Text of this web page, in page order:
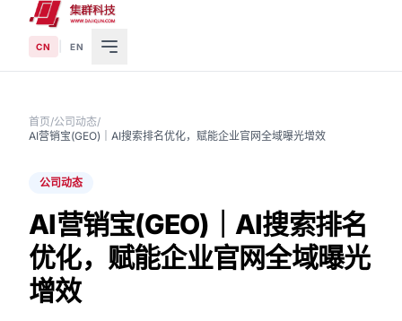
CN EN
首页/公司动态/
AI营销宝(GEO)｜AI搜索排名优化，赋能企业官网全域曝光增效
公司动态
AI营销宝(GEO)｜AI搜索排名
优化，赋能企业官网全域曝光
增效